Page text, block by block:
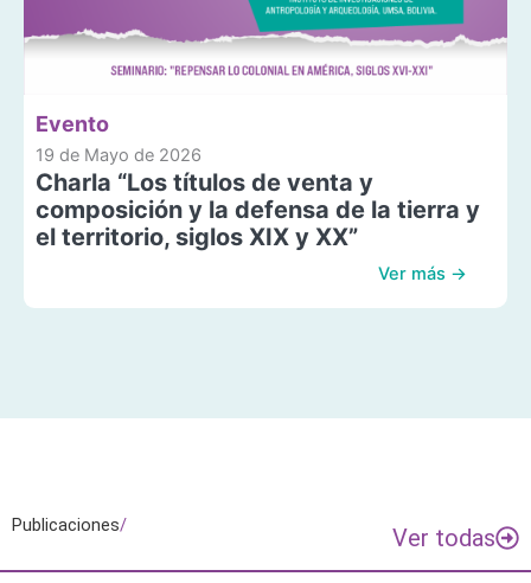
Evento
19 de Mayo de 2026
Charla “Los títulos de venta y
composición y la defensa de la tierra y
el territorio, siglos XIX y XX”
Ver más →
Publicaciones/ Ver todas